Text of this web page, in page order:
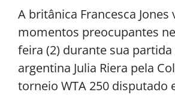
A britânica Francesca Jones
momentos preocupantes
feira (2) durante sua
argentina Julia Riera pela
torneio WTA 250 disputado